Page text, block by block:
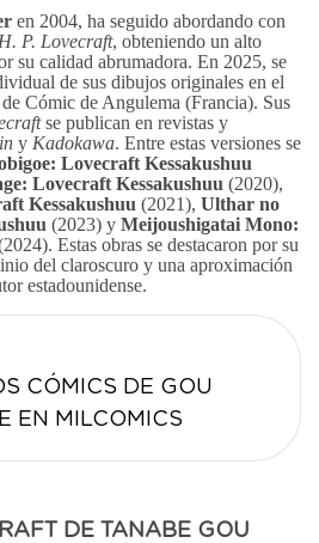
en 2004, ha seguido abordando con
H. P. Lovecraft, obteniendo un alto
su calidad abrumadora. En 2025, se
de sus dibujos originales en el
Cómic de Angulema (Francia). Sus
se publican en revistas y
y Kadokawa. Entre estas versiones se
Lovecraft Kessakushuu
Lovecraft Kessakushuu (2020),
Kessakushuu (2021), Ulthar no
(2023) y Meijoushigatai Mono:
Estas obras se destacaron por su
del claroscuro y una aproximación
estadounidense.
CÓMICS DE GOU
EN MILCOMICS
DE TANABE GOU